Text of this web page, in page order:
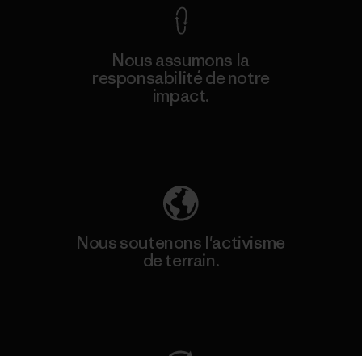
Nous assumons la
responsabilité de notre
impact.
Nous soutenons l'activisme
de terrain.